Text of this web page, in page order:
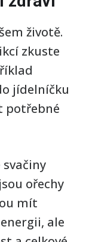
životě.
zkuste
jídelníčku
potřebné
ořechy
mít
ale